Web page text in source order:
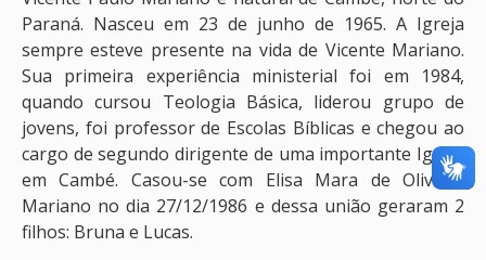
Paraná. Nasceu em 23 de junho de 1965. A Igreja
sempre esteve presente na vida de Vicente Mariano.
Sua primeira experiência ministerial foi em 1984,
quando cursou Teologia Básica, liderou grupo de
jovens, foi professor de Escolas Bíblicas e chegou ao
cargo de segundo dirigente de uma importante Igreja
em Cambé. Casou-se com Elisa Mara de Oliveira
Mariano no dia 27/12/1986 e dessa união geraram 2
filhos: Bruna e Lucas.